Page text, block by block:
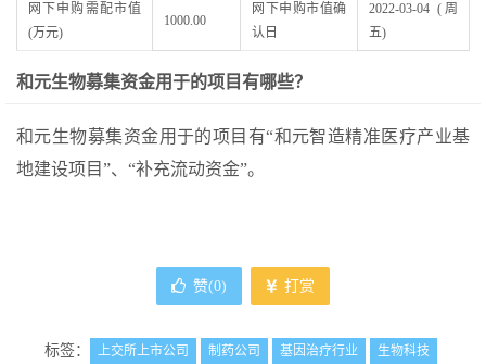
网下申购需配市值
(万元)
1000.00
网下申购市值确
认日
2022-03-04 (周
五)
和元生物募集资金用于的项目有哪些？
和元生物募集资金用于的项目有“和元智造精准医疗产业基
地建设项目”、“补充流动资金”。
赞(0) 打赏
标签： 上交所上市公司 制药公司 基因治疗行业 生物科技